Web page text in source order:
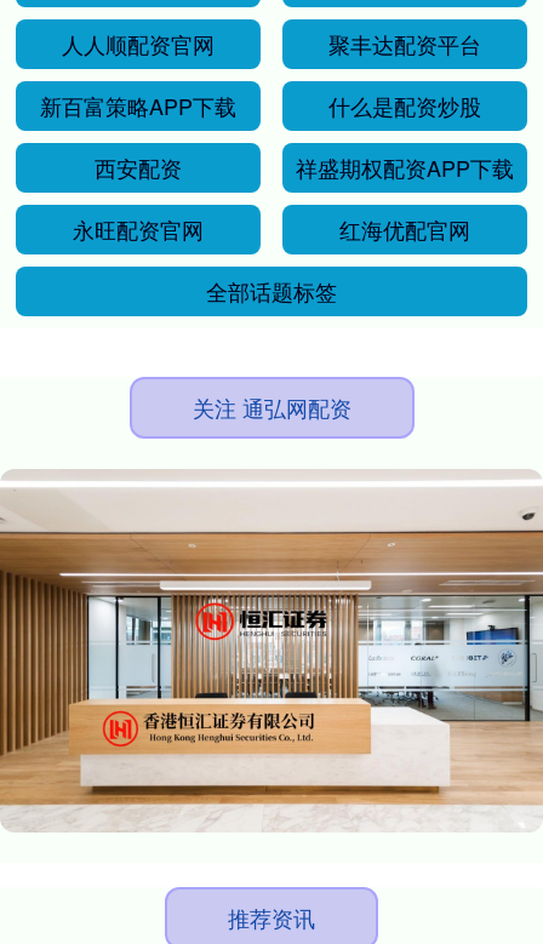
人人顺配资官网
聚丰达配资平台
新百富策略APP下载
什么是配资炒股
西安配资
祥盛期权配资APP下载
永旺配资官网
红海优配官网
全部话题标签
关注 通弘网配资
推荐资讯